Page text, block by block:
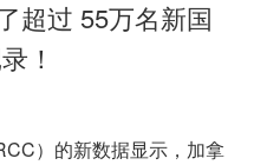
超过 55万名新国
！
）的新数据显示，加拿